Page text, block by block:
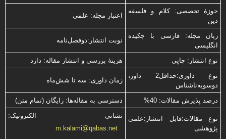
حوزۀ تخصصی: کلام و فلسفه
دین
اعتبار مجله: علمی
زبان مجله: فارسی با چكیده
انگلیسی
نوبت انتشار:دوفصل‌نامه
نوع انتشار: چاپی
هزینۀ بررسی و انتشار مقاله: دارد
نوع داوری:حداقل2 داور،
دوسویه‌ناشناس
زمان داوری: سه تا شش‌ماه
درصد پذیرش مقالات: 40% دسترسی به مقاله‌ها: رایگان (تمام متن)
نوع مقالات:قابل انتشار:علمی
پژوهشی
نشانی الکترونیک:
m.kalami@qabas.net